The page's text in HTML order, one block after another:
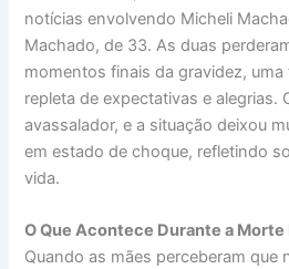
notícias envolvendo Micheli
Machado, de 33. As duas
momentos finais da gravidez, uma
repleta de expectativas e alegrias.
avassalador, e a situação deixou
em estado de choque, refletindo
vida.
O Que Acontece Durante a
Quando as mães perceberam que